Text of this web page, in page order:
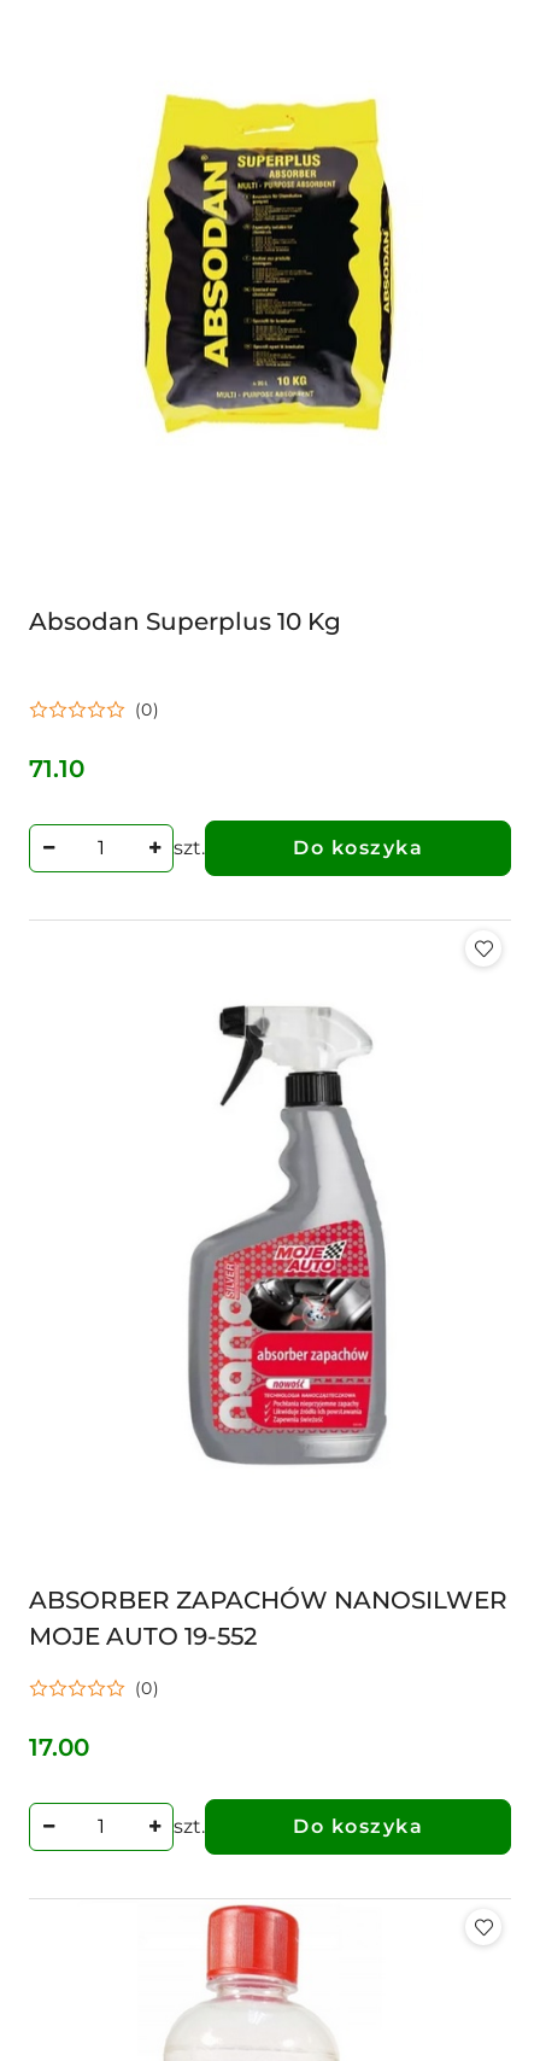
Absodan Superplus 10 Kg
(0)
Cena:
71.10
szt. Do koszyka
ABSORBER ZAPACHÓW NANOSILWER
MOJE AUTO 19-552
(0)
Cena:
17.00
szt. Do koszyka